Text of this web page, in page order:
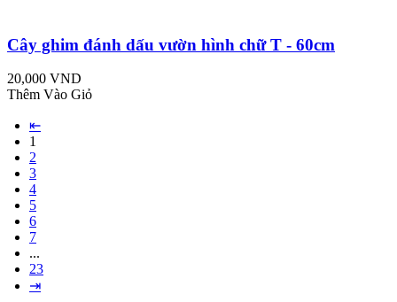
Cây ghim đánh dấu vườn hình chữ T - 60cm
20,000 VND
Thêm Vào Giỏ
⇤
1
2
3
4
5
6
7
...
23
⇥